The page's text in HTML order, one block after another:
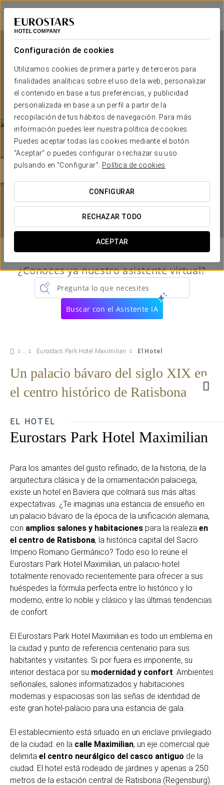
Configuración de cookies
Utilizamos cookies de primera parte y de terceros para
finalidades analíticas sobre el uso de la web, personalizar
el contenido en base a tus preferencias, y publicidad
personalizada en base a un perfil a partir de la
recopilación de tus hábitos de navegación. Para más
información puedes leer nuestra política de cookies.
Puedes aceptar todas las cookies mediante el botón
“Aceptar” o puedes configurar o rechazar su uso
pulsando en “Configurar”.
Política de cookies
CONFIGURAR
RECHAZAR TODO
ACEPTAR
Eurostars Park Hotel Maximilian
RATISBONA
Eurostars Park Hotel
Maximilian
RATISBONA
¿CUÁNDO QUIERES IR?
¿Conoces ya nuestro asistente virtual?
Pregunta lo que necesites
Buscar con el Asistente IA
Eurostars Park Hotel Maximilian El Hotel
Un palacio bávaro del siglo XIX en
el centro histórico de Ratisbona
EL HOTEL
Eurostars Park Hotel Maximilian
Para los amantes del gusto refinado, de la historia, de la
arquitectura clásica y de la ornamentación palaciega,
existe un hotel en Baviera que colmará sus más altas
expectativas. ¿Te imaginas una estancia de ensueño en
un palacio bávaro de la época de la unificación alemana,
con amplios salones y habitaciones para la realeza en
el centro de Ratisbona, la histórica capital del Sacro
Imperio Romano Germánico? Todo eso lo reúne el
Eurostars Park Hotel Maximilian, un palacio-hotel
totalmente renovado recientemente para ofrecer a sus
huéspedes la fórmula perfecta entre lo histórico y lo
moderno, entre lo noble y clásico y las últimas tendencias
de confort.
El Eurostars Park Hotel Maximilian es todo un emblema en
la ciudad y punto de referencia centenario para sus
habitantes y visitantes. Si por fuera es imponente, su
interior destaca por su modernidad y confort. Ambientes
señoriales, salones informatizados y habitaciones
modernas y espaciosas son las señas de identidad de
este gran hotel-palacio para una estancia de gala.
El establecimiento está situado en un enclave privilegiado
de la ciudad: en la calle Maximilian, un eje comercial que
delimita el centro neurálgico del casco antiguo de la
ciudad. El hotel está rodeado de jardines y apenas a 250
metros de la estación central de Ratisbona (Regensburg).